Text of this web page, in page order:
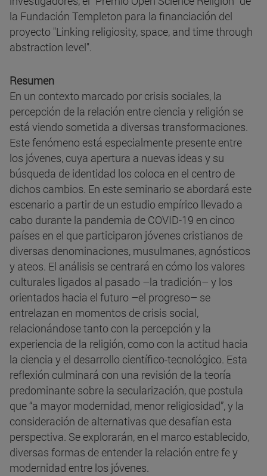
la Fundación Templeton para la financiación del
proyecto "Linking religiosity, space, and time through
abstraction level".
Resumen
En un contexto marcado por crisis sociales, la
percepción de la relación entre ciencia y religión se
está viendo sometida a diversas transformaciones.
Este fenómeno está especialmente presente entre
los jóvenes, cuya apertura a nuevas ideas y su
búsqueda de identidad los coloca en el centro de
dichos cambios. En este seminario se abordará este
escenario a partir de un estudio empírico llevado a
cabo durante la pandemia de COVID-19 en cinco
países en el que participaron jóvenes cristianos de
diversas denominaciones, musulmanes, agnósticos
y ateos. El análisis se centrará en cómo los valores
culturales ligados al pasado –la tradición– y los
orientados hacia el futuro –el progreso– se
entrelazan en momentos de crisis social,
relacionándose tanto con la percepción y la
experiencia de la religión, como con la actitud hacia
la ciencia y el desarrollo científico-tecnológico. Esta
reflexión culminará con una revisión de la teoría
predominante sobre la secularización, que postula
que “a mayor modernidad, menor religiosidad”, y la
consideración de alternativas que desafían esta
perspectiva. Se explorarán, en el marco establecido,
diversas formas de entender la relación entre fe y
modernidad entre los jóvenes.